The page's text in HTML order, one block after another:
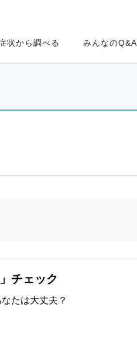
状から調べる みんなのQ&A
チェック
たは大丈夫？